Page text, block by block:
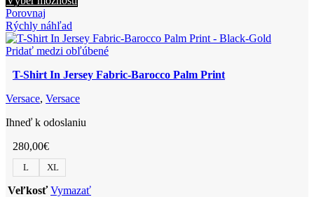
Barocco
Jacquard
Fabric
viacero
variantov.
si
vybrať
stránke
Porovnaj
Rýchly náhľad
Pridať medzi obľúbené
T-Shirt In Jersey Fabric-Barocco Palm Print
Versace, Versace
Ihneď k odoslaniu
280,00€
L XL
Veľkosť Vymazať